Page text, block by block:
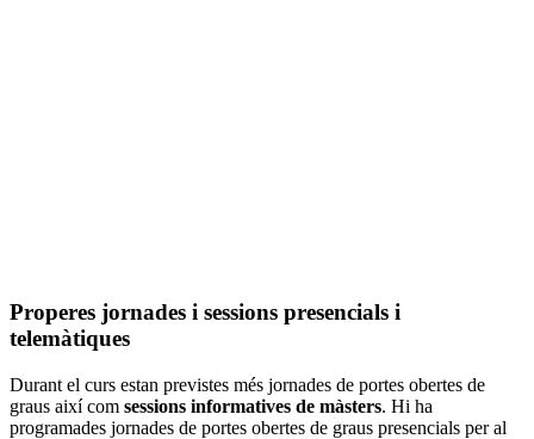
Properes jornades i sessions presencials i
telemàtiques
Durant el curs estan previstes més jornades de portes obertes de
graus així com sessions informatives de màsters. Hi ha
programades jornades de portes obertes de graus presencials per al